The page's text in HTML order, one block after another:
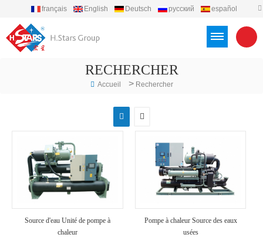
français English Deutsch русский
español
RECHERCHER
Accueil > Rechercher
Source d'eau Unité de pompe à
chaleur
Pompe à chaleur Source des eaux
usées